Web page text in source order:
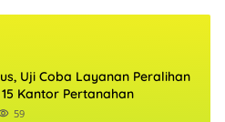
Uji Coba Layanan Peralihan
Kantor Pertanahan
59